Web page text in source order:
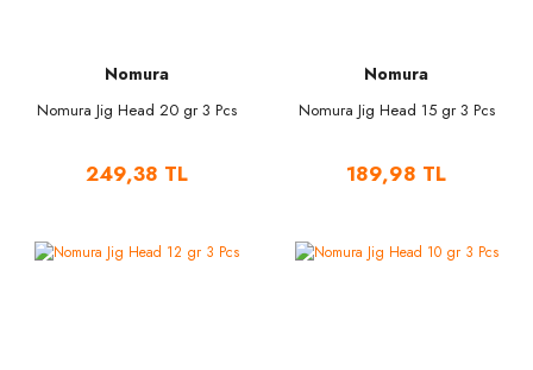
Nomura
Nomura Jig Head 20 gr 3 Pcs
249,38 TL
Nomura
Nomura Jig Head 15 gr 3 Pcs
189,98 TL